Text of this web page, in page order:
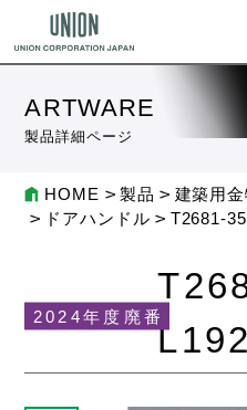
ARTWARE
製品詳細ページ
HOME 製品
建築用
ドアハンドル
T2681-
2024年度廃番